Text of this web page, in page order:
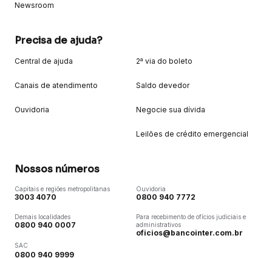
Newsroom
Precisa de ajuda?
Central de ajuda
Canais de atendimento
Ouvidoria
2ª via do boleto
Saldo devedor
Negocie sua dívida
Leilões de crédito emergencial
Nossos números
Capitais e regiões metropolitanas
3003 4070
Demais localidades
0800 940 0007
SAC
0800 940 9999
Ouvidoria
0800 940 7772
Para recebimento de ofícios judiciais e
administrativos
oficios@bancointer.com.br